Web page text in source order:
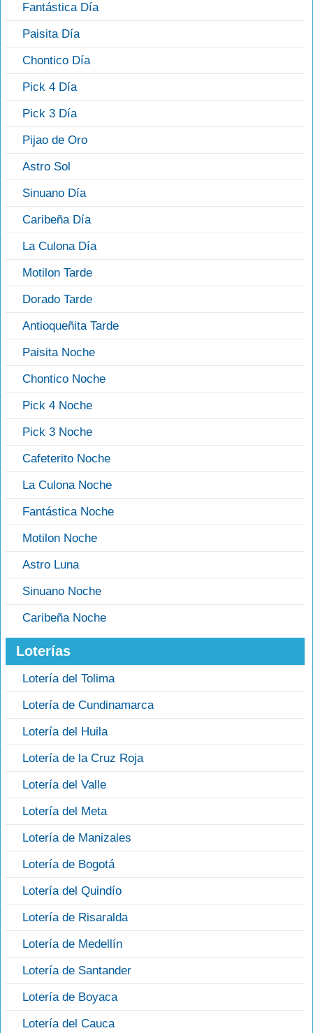
Fantástica Día
Paisita Día
Chontico Día
Pick 4 Día
Pick 3 Día
Pijao de Oro
Astro Sol
Sinuano Día
Caribeña Día
La Culona Día
Motilon Tarde
Dorado Tarde
Antioqueñita Tarde
Paisita Noche
Chontico Noche
Pick 4 Noche
Pick 3 Noche
Cafeterito Noche
La Culona Noche
Fantástica Noche
Motilon Noche
Astro Luna
Sinuano Noche
Caribeña Noche
Loterías
Lotería del Tolima
Lotería de Cundinamarca
Lotería del Huila
Lotería de la Cruz Roja
Lotería del Valle
Lotería del Meta
Lotería de Manizales
Lotería de Bogotá
Lotería del Quindío
Lotería de Risaralda
Lotería de Medellín
Lotería de Santander
Lotería de Boyaca
Lotería del Cauca